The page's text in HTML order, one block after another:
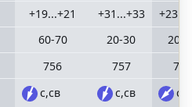
+19...+21
60-70
756
с,св
+31...+33
20-30
757
с,св
20-
757
св